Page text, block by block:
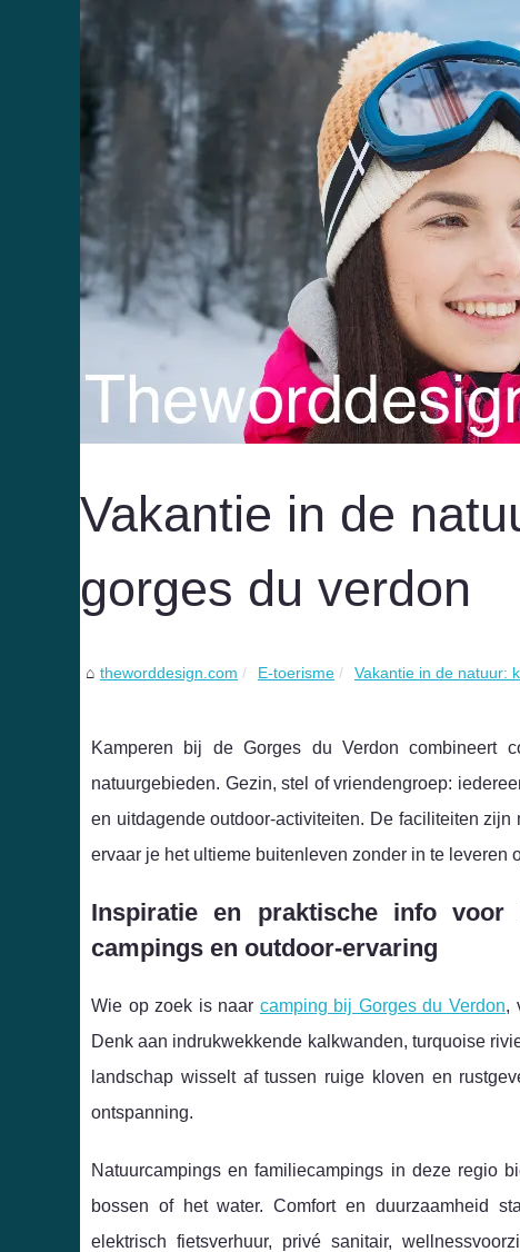
Vakantie in de
gorges du verdon
theworddesign.com E-toerisme Vakantie in de natuur:
Kamperen bij de Gorges du Verdon combineert
natuurgebieden. Gezin, stel of vriendengroep:
en uitdagende outdoor-activiteiten. De faciliteiten
ervaar je het ultieme buitenleven zonder in te leveren
Inspiratie en praktische info
campings en outdoor-ervaring
Wie op zoek is naar camping bij Gorges du Verdon,
Denk aan indrukwekkende kalkwanden, turquoise
landschap wisselt af tussen ruige kloven en
ontspanning.
Natuurcampings en familiecampings in deze regio
bossen of het water. Comfort en duurzaamheid
elektrisch fietsverhuur, privé sanitair,